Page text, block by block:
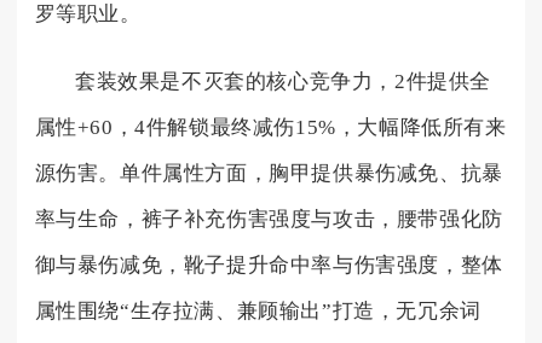
罗等职业。
套装效果是不灭套的核心竞争力，2件提供全
属性+60，4件解锁最终减伤15%，大幅降低所有来
源伤害。单件属性方面，胸甲提供暴伤减免、抗暴
率与生命，裤子补充伤害强度与攻击，腰带强化防
御与暴伤减免，靴子提升命中率与伤害强度，整体
属性围绕“生存拉满、兼顾输出”打造，无冗余词